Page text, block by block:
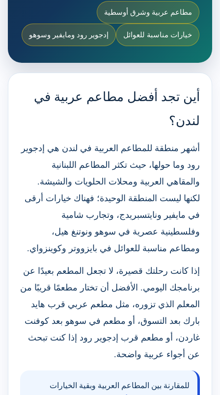
مطاعم عربية وشرق أوسطية
خيارات مناسبة للعوائل إدجوير رود ومايفير وسوهو
أين تجد أفضل مطاعم عربية في
لندن؟
أشهر منطقة للمطاعم العربية في لندن هي إدجوير
رود وما حولها، حيث تكثر المطاعم اللبنانية
والمقاهي العربية ومحلات الحلويات والشيشة.
لكنها ليست المنطقة الوحيدة؛ فهناك خيارات أرقى
في مايفير ونايتسبريدج، وتجارب شامية
وفلسطينية عصرية في سوهو ونوتنغ هيل،
ومطاعم مناسبة للعوائل في بايزووتر وكوينزواي.
إذا كانت رحلتك قصيرة، لا تجعل المطعم بعيدًا عن
برنامجك اليومي. الأفضل أن تختار مطعمًا قريبًا من
المعلم الذي تزوره، مثل مطعم عربي قرب هايد
بارك بعد التسوق، أو مطعم في سوهو بعد كوفنت
غاردن، أو مطعم قرب إدجوير رود إذا كنت تبحث
عن أجواء عربية واضحة.
للمقارنة بين المطاعم العربية وبقية الخيارات